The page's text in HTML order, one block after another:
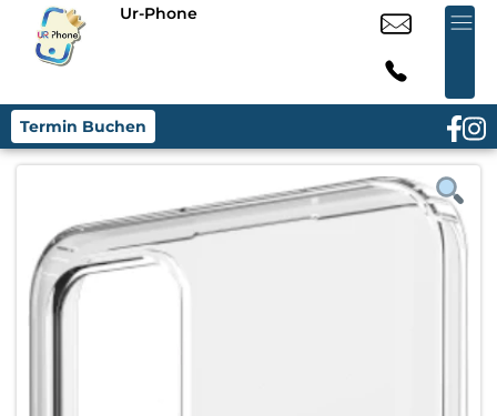
Ur-Phone
Termin Buchen